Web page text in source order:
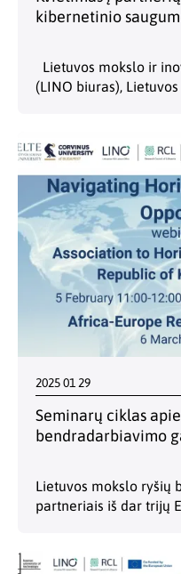
kibernetinio
Lietuvos mokslo ir
(LINO biuras),
dalyvaujančių šalių
2025 01 29
Seminarų ciklas
bendradarbiavimo
Lietuvos mokslo ryšių
partneriais iš dar trijų
Slovėnijos…